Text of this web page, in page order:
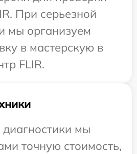
При серьезной
мы организуем
в мастерскую в
FLIR.
мы
точную стоимость,